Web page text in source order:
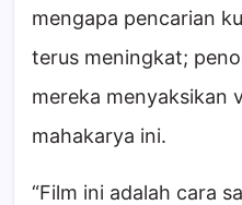
mengapa pencarian
terus meningkat;
mereka menyaksikan
mahakarya ini.
“Film ini adalah cara